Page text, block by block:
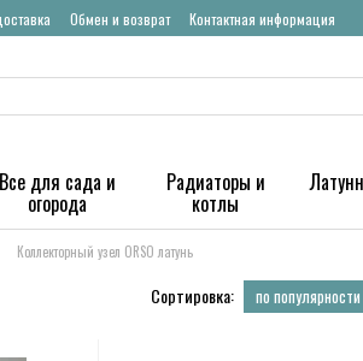
Обмен и возврат Контактная информация
Все для сада и
огорода
Радиаторы и
котлы
Коллекторный узел ORSO латунь
Сортировка: по популярности